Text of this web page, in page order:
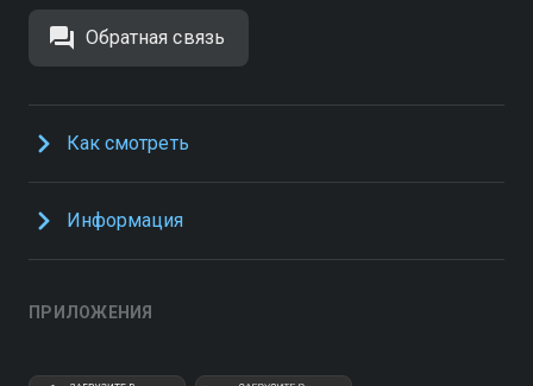
Обратная связь
Как смотреть
Информация
ПРИЛОЖЕНИЯ